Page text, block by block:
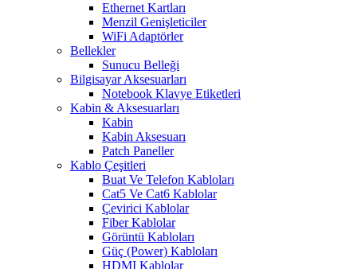
Ethernet Kartları
Menzil Genişleticiler
WiFi Adaptörler
Bellekler
Sunucu Belleği
Bilgisayar Aksesuarları
Notebook Klavye Etiketleri
Kabin & Aksesuarları
Kabin
Kabin Aksesuarı
Patch Paneller
Kablo Çeşitleri
Buat Ve Telefon Kabloları
Cat5 Ve Cat6 Kablolar
Çevirici Kablolar
Fiber Kablolar
Görüntü Kabloları
Güç (Power) Kabloları
HDMI Kablolar